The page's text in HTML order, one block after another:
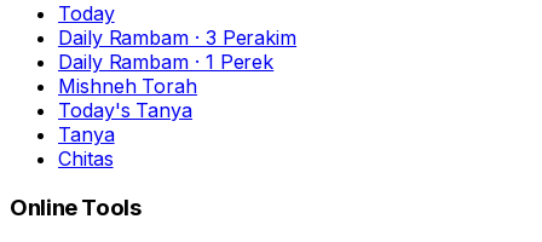
Today
Daily Rambam · 3 Perakim
Daily Rambam · 1 Perek
Mishneh Torah
Today's Tanya
Tanya
Chitas
Online Tools